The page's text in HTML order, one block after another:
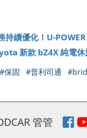
持續優化！U-
新款 bZ4X 純電
#保固 #普利司通
管管